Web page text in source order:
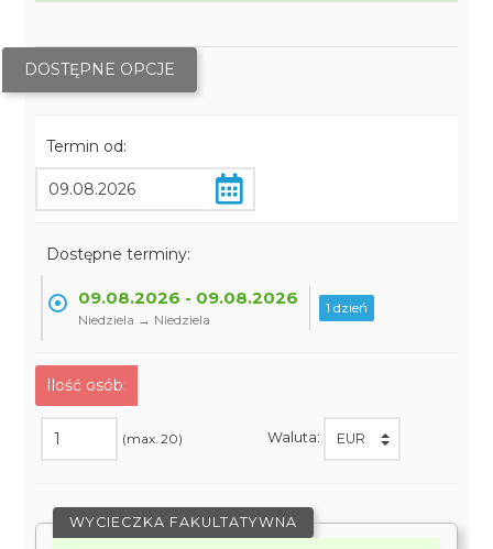
DOSTĘPNE OPCJE
Termin od:
Dostępne terminy:
09.08.2026 - 09.08.2026
Niedziela → Niedziela
1 dzień
Ilość osób:
(max. 20) Waluta:
WYCIECZKA FAKULTATYWNA